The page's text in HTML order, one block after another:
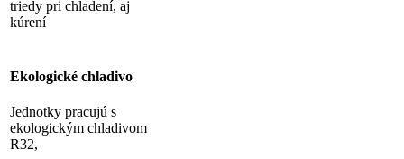
triedy pri chladení, aj
kúrení
Ekologické chladivo
Jednotky pracujú s
ekologickým chladivom
R32,